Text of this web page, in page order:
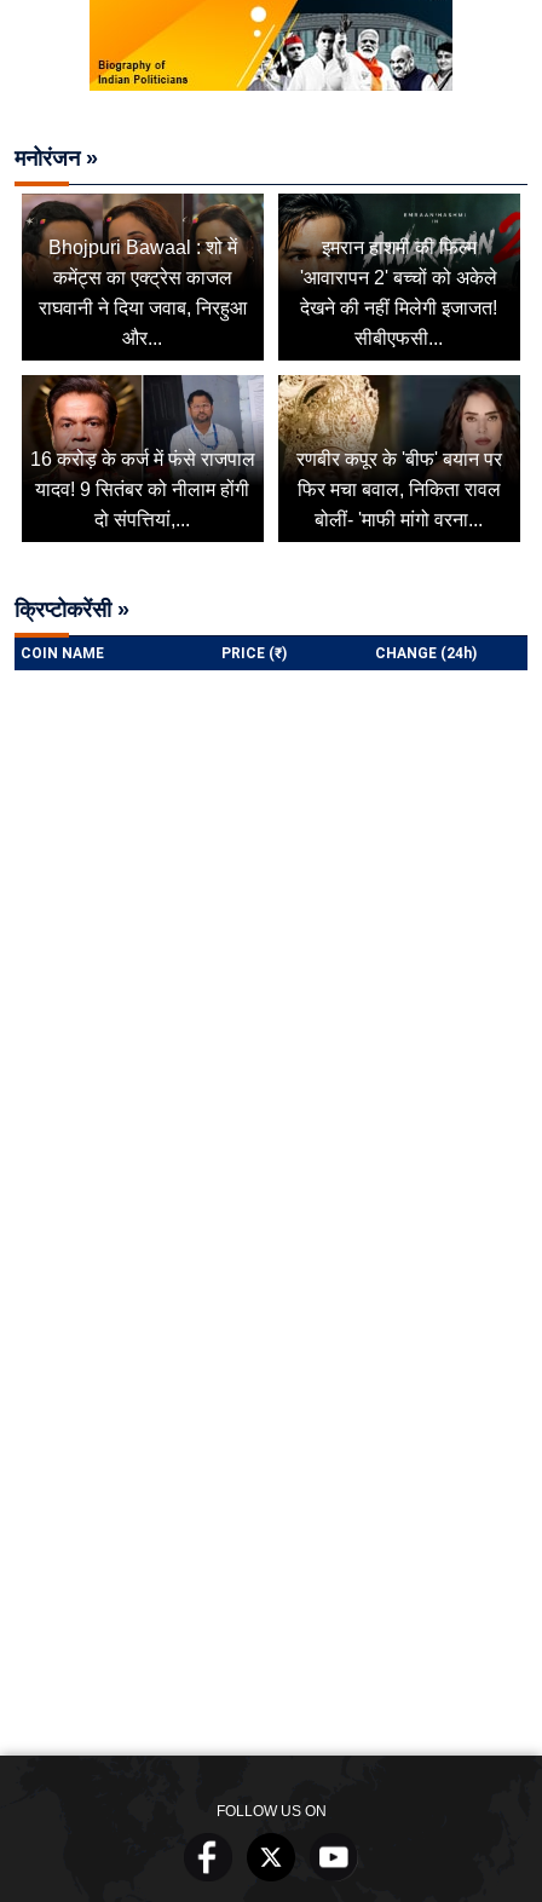
मनोरंजन »
Bhojpuri Bawaal : शो में
कमेंट्स का एक्ट्रेस काजल
राघवानी ने दिया जवाब, निरहुआ
और...
इमरान हाशमी की फिल्म
'आवारापन 2' बच्चों को अकेले
देखने की नहीं मिलेगी इजाजत!
सीबीएफसी...
16 करोड़ के कर्ज में फंसे राजपाल
यादव! 9 सितंबर को नीलाम होंगी
दो संपत्तियां,...
रणबीर कपूर के 'बीफ' बयान पर
फिर मचा बवाल, निकिता रावल
बोलीं- 'माफी मांगो वरना...
क्रिप्टोकरेंसी »
FOLLOW US ON